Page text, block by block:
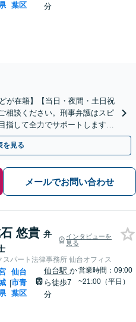
葉区
分
が在籍】【当日・夜間・土日祝
相談ください。刑事弁護はスピ
指して全力でサポートします。
を見る
メールでお問い合わせ
悠貴 弁
インタビューを
見る
スパート法律事務所 仙台オフィス
|
仙台
市青
葉区
仙台駅 か
ら徒歩7
分
営業時間：09:00
~21:00（平日）